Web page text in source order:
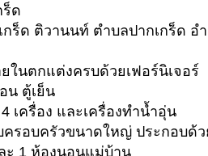
ร็ด
ร็ด ติวานนท์ ตำบลปากเกร็ด อ
ในตกแต่งครบด้วยเฟอร์นิเจอร์
น ตู้เย็น
เครื่อง และเครื่องทำน้ำอุ่น
รอบครัวขนาดใหญ่ ประกอบด้ว
ะ 1 ห้องนอนแม่บ้าน